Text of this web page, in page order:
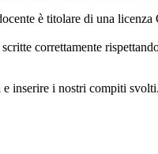
è titolare di una licenza
correttamente
inserire i nostri compiti svolti.